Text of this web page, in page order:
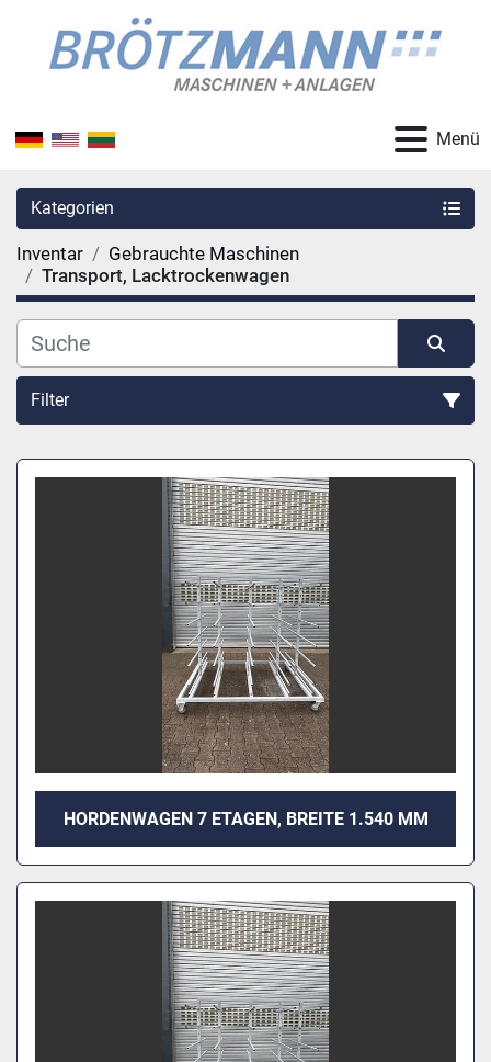
Menü
Kategorien
Inventar
Gebrauchte Maschinen
Transport, Lacktrockenwagen
Filter
Sortieren nach
HORDENWAGEN 7 ETAGEN, BREITE 1.540 MM